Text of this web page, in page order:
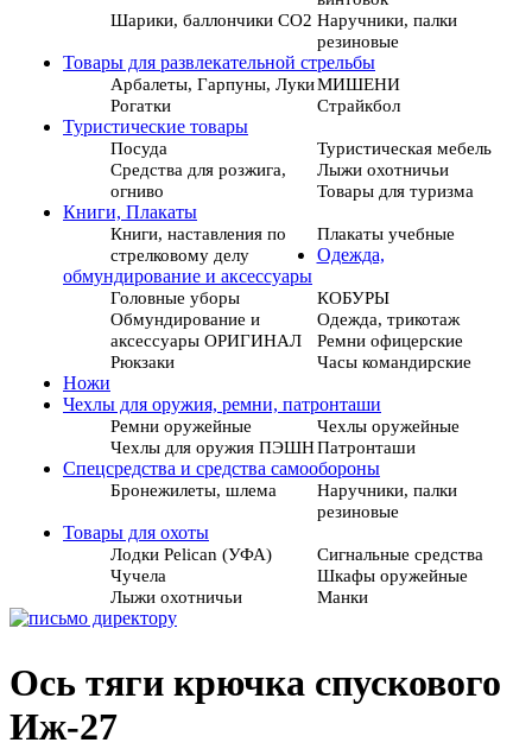
Шарики, баллончики СО2 Наручники, палки
резиновые
Товары для развлекательной стрельбы
Арбалеты, Гарпуны, ЛукиМИШЕНИ
Рогатки
Страйкбол
Туристические товары
Посуда
Туристическая мебель
Средства для розжига,
огниво
Лыжи охотничьи
Товары для туризма
Книги, Плакаты
Книги, наставления по
стрелковому делу
Плакаты учебные
Одежда,
обмундирование и аксессуары
Головные уборы
КОБУРЫ
Обмундирование и
аксессуары ОРИГИНАЛ
Одежда, трикотаж
Ремни офицерские
Рюкзаки
Часы командирские
Ножи
Чехлы для оружия, ремни, патронташи
Ремни оружейные
Чехлы оружейные
Чехлы для оружия ПЭШНПатронташи
Спецсредства и средства самообороны
Бронежилеты, шлема
Наручники, палки
резиновые
Товары для охоты
Лодки Pelican (УФА)
Сигнальные средства
Чучела
Шкафы оружейные
Лыжи охотничьи
Манки
Ось тяги крючка спускового
Иж-27